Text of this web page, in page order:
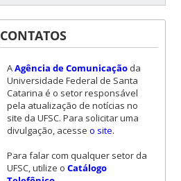
CONTATOS
AAgência de Comunicaçãoda
Universidade Federal de Santa
Catarina é o setor responsável
pela atualização de notícias no
site da UFSC. Para solicitar uma
divulgação, acesse o site.
Para falar com qualquer setor da
UFSC, utilize o Catálogo